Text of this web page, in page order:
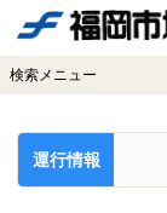
検索メニュー
運行情報